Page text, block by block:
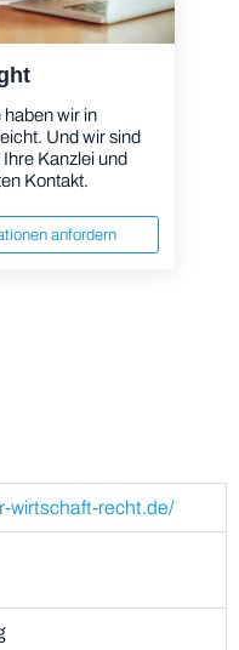
wir in
Und wir sind
Kanzlei und
Kontakt.
anfordern
wirtschaft-recht.de/